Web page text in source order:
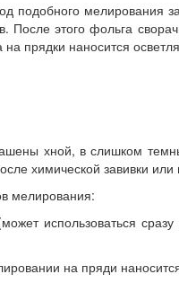
подобного
этого фольга
прядки наносится
хной, в слишком
химической завивки
мелирования:
использоваться
на пряди